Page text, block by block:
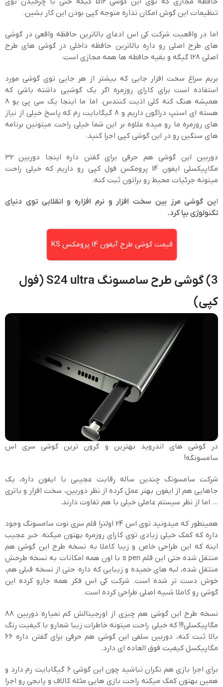
تنظیمات این گوش امکان نداره متوجه کپی بودن این کار بشین.
اما در واقعیت شرکت کی اس ادعای بالاترین حافظه واقعی در گوشی
های طرح اصلی رو داره بالاترین حافظه داخلی در گوشی های طرح
اصلی 128 گیگه و بقیه حافظه ها همه مجازی است.
بریم سراغ سخت افزار جایی که بیشتر از هر جایی توی گوشی مورد
استفاده است برای کارای روزمره اگر یک گوشیی داشته باشی که
همیشه هنگ کنه کلی اذیت کنندس. اما ما اینجا یک سی پی یو 8
هسته ای اسنپ دراگون داریم و 8 گیگابایت رم که پاسخ خیلی از نیاز
های روزمره ما رو میده علاوه بر این شما خیلی راحت میتونین برنامه
های سنگین رو در این گوشی کپی اجرا کنید.
دوربین این گوشی هم حرفی برای گفتن داره اینجا دوربین 32
مگاپیکسلی ایفون 14 پرومکس فول کپی رو داریم که خیلی راحت
میتونه جرئیات محیط رو براتون ثبت کنه.
این گوشی مرز بین سخت افزار و نرم افزاره و انقلابی توی دنیای
تکنولوژی بپا کرد.
قیمت گوشی طرح آیفون 14 پرومکس KS
3) گوشی طرح سامسونگ S24 ultra (فول
کپی)
در گوشی های اندروید بهترین و گرون ترین گوشی سری اس
سامسونگه!
شرکت سامسونگ چندین ساله رقابت عجیبی با ایفون داره، یک
جاهایی هم از ایفون بهتر عمل کرده از نظر دوربین، سخت افزار و باتری
… اما از نظر سیستم عاملی خیلی با هم تفاوت دارند.
همینطور که میدونید توی اس 24 اولترا قلم سری نوت سامسونگ وجود
داره که کمک خیلی زیادی توی کارای روزمره بهتون میکنه. خبر عجیب
اینه که این طراحی خاص و زیبا کاملا به نسخه طرح این گوشی هم
منتقل شده حتی این قلم s pen با اون همه امکانات به نسخه طرحش
منتقل شده، لبه های خمیده و زیبایی که داره حتی از نسخه قبلی هم،
خوش دست تر شده است. شرکت کی اس فکر همه جارو کرده این
گوشی رو کاملا شبیه اصلی طراحی کرده است.
نسخه طرح این گوشی هم چیزی از اورجینالش کم نمیاره دوربین 88
مگاپیکسلی!!! که خیلی راحت میتونه خاطرات زیبا شمارو با کیفیت رنگ
بالا ثبت کنه، دوربین سلفی این گوشی هم حرفی برای گفتن داره 66
مگاپیکسل کیفیت فوق العاده ای دارد.
برای اجرا بازی هم نگران نباشید چون این گوشی 6 گیگابایت رم دارد و
همین بهتون کمک میکنه راحت بازی هایی مثله کالاف و پابجی رو اجرا